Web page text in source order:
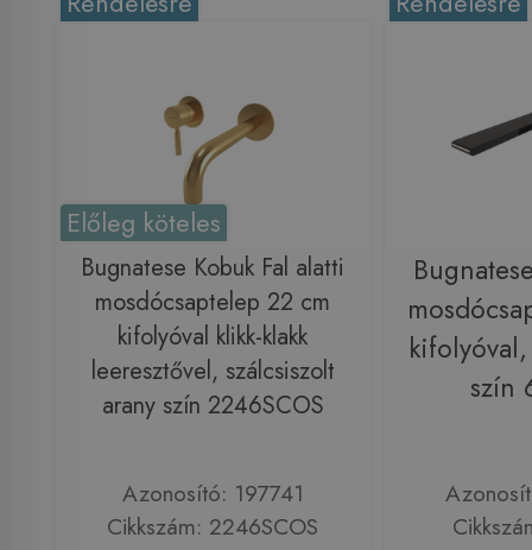
Előleg köteles
Bugnatese Kobuk Fal alatti
mosdócsaptelep 22 cm
kifolyóval klikk-klakk
leeresztővel, szálcsiszolt
arany szín 2246SCOS
Azonosító: 197741
Cikkszám: 2246SCOS
szín